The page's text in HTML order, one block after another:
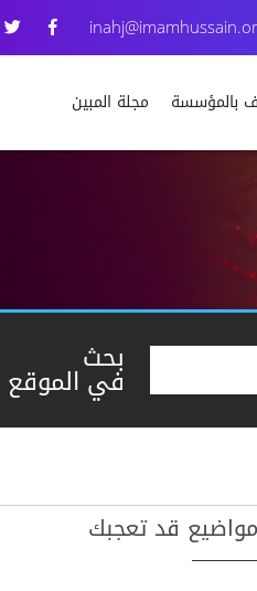
بالمؤسسة مجلة المبين
بحث
في الموقع
مواضيع قد تعجبك